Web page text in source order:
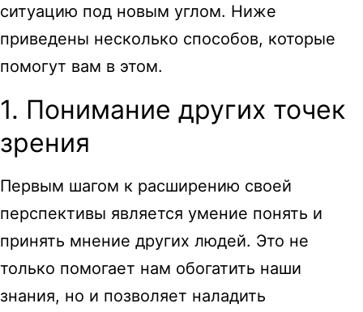
ситуацию под новым углом. Ниже
приведены несколько способов, которые
помогут вам в этом.
1. Понимание других точек
зрения
Первым шагом к расширению своей
перспективы является умение понять и
принять мнение других людей. Это не
только помогает нам обогатить наши
знания, но и позволяет наладить